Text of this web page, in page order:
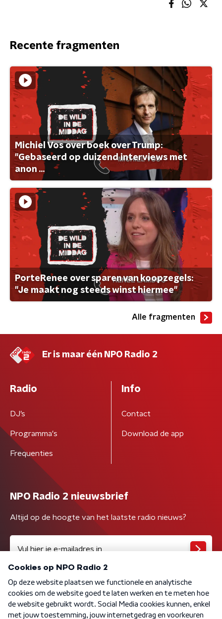
Recente fragmenten
Michiel Vos over boek over Trump:
"Gebaseerd op duizend interviews met
anon ...
PorteRenee over sparen van koopzegels:
"Je maakt nog steeds winst hiermee"
Alle fragmenten
Er is maar één NPO Radio 2
Radio
DJ’s
Programma's
Frequenties
Info
Contact
Download de app
NPO Radio 2 nieuwsbrief
Altijd op de hoogte van het laatste radio nieuws?
Algemene voorwaarden